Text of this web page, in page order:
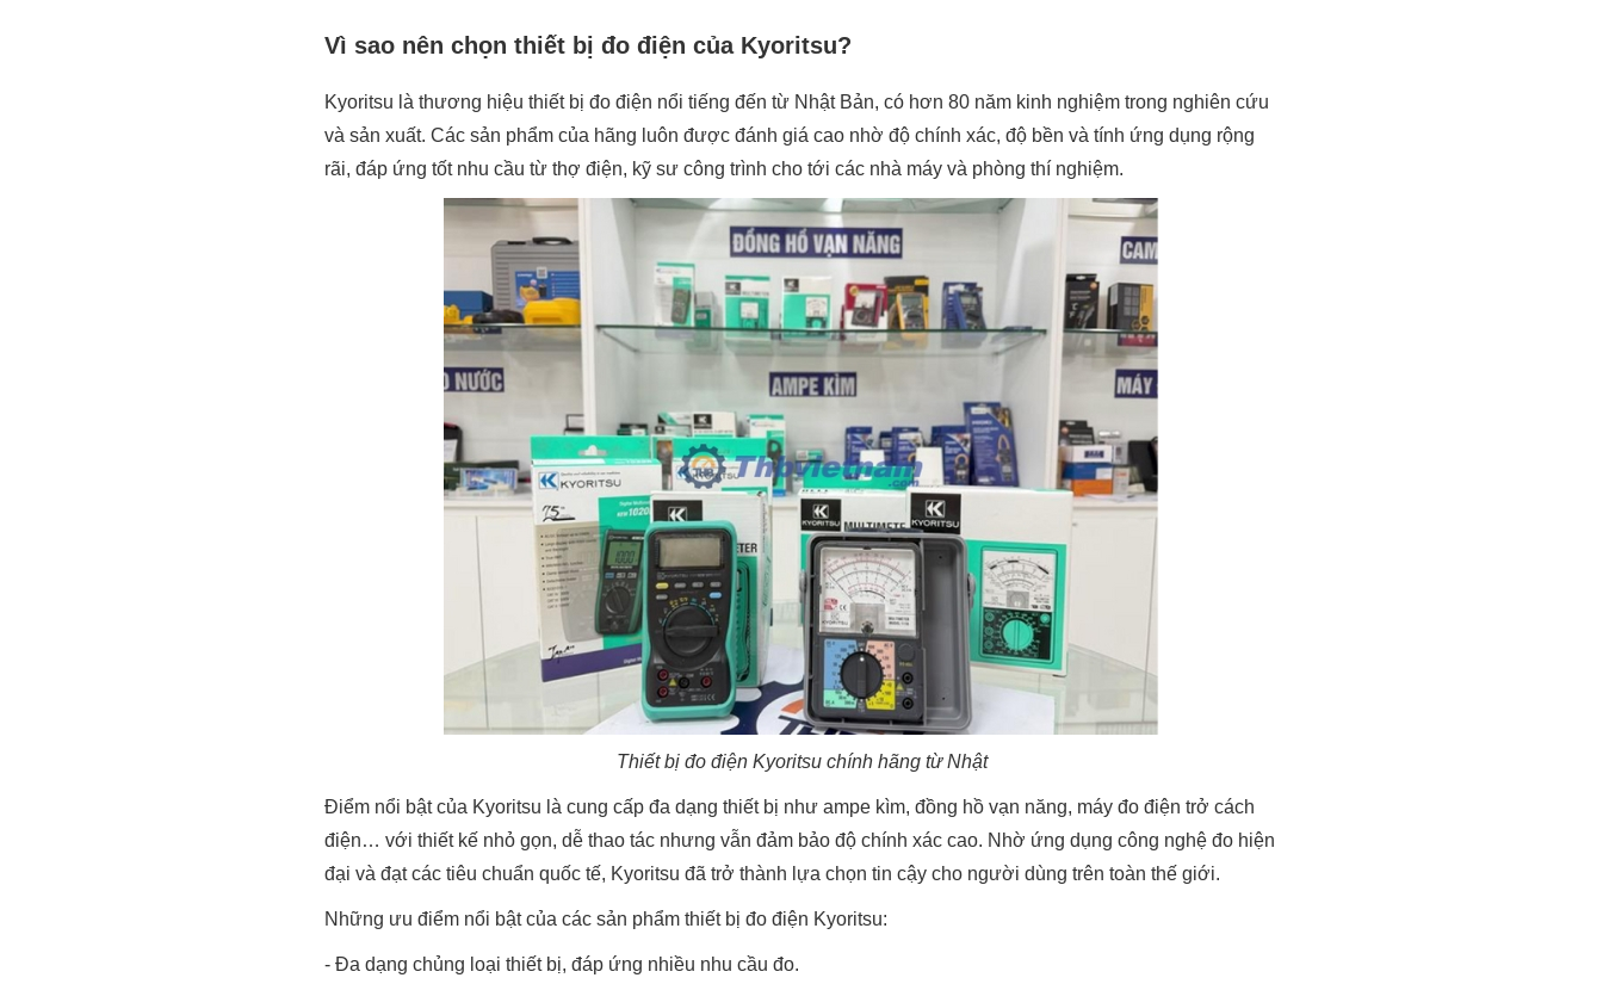
Vì sao nên chọn thiết bị đo điện của Kyoritsu?
Kyoritsu là thương hiệu thiết bị đo điện nổi tiếng đến từ Nhật Bản, có hơn 80 năm kinh nghiệm trong nghiên cứu
và sản xuất. Các sản phẩm của hãng luôn được đánh giá cao nhờ độ chính xác, độ bền và tính ứng dụng rộng
rãi, đáp ứng tốt nhu cầu từ thợ điện, kỹ sư công trình cho tới các nhà máy và phòng thí nghiệm.
Thiết bị đo điện Kyoritsu chính hãng từ Nhật
Điểm nổi bật của Kyoritsu là cung cấp đa dạng thiết bị như ampe kìm, đồng hồ vạn năng, máy đo điện trở cách
điện… với thiết kế nhỏ gọn, dễ thao tác nhưng vẫn đảm bảo độ chính xác cao. Nhờ ứng dụng công nghệ đo hiện
đại và đạt các tiêu chuẩn quốc tế, Kyoritsu đã trở thành lựa chọn tin cậy cho người dùng trên toàn thế giới.
Những ưu điểm nổi bật của các sản phẩm thiết bị đo điện Kyoritsu:
- Đa dạng chủng loại thiết bị, đáp ứng nhiều nhu cầu đo.